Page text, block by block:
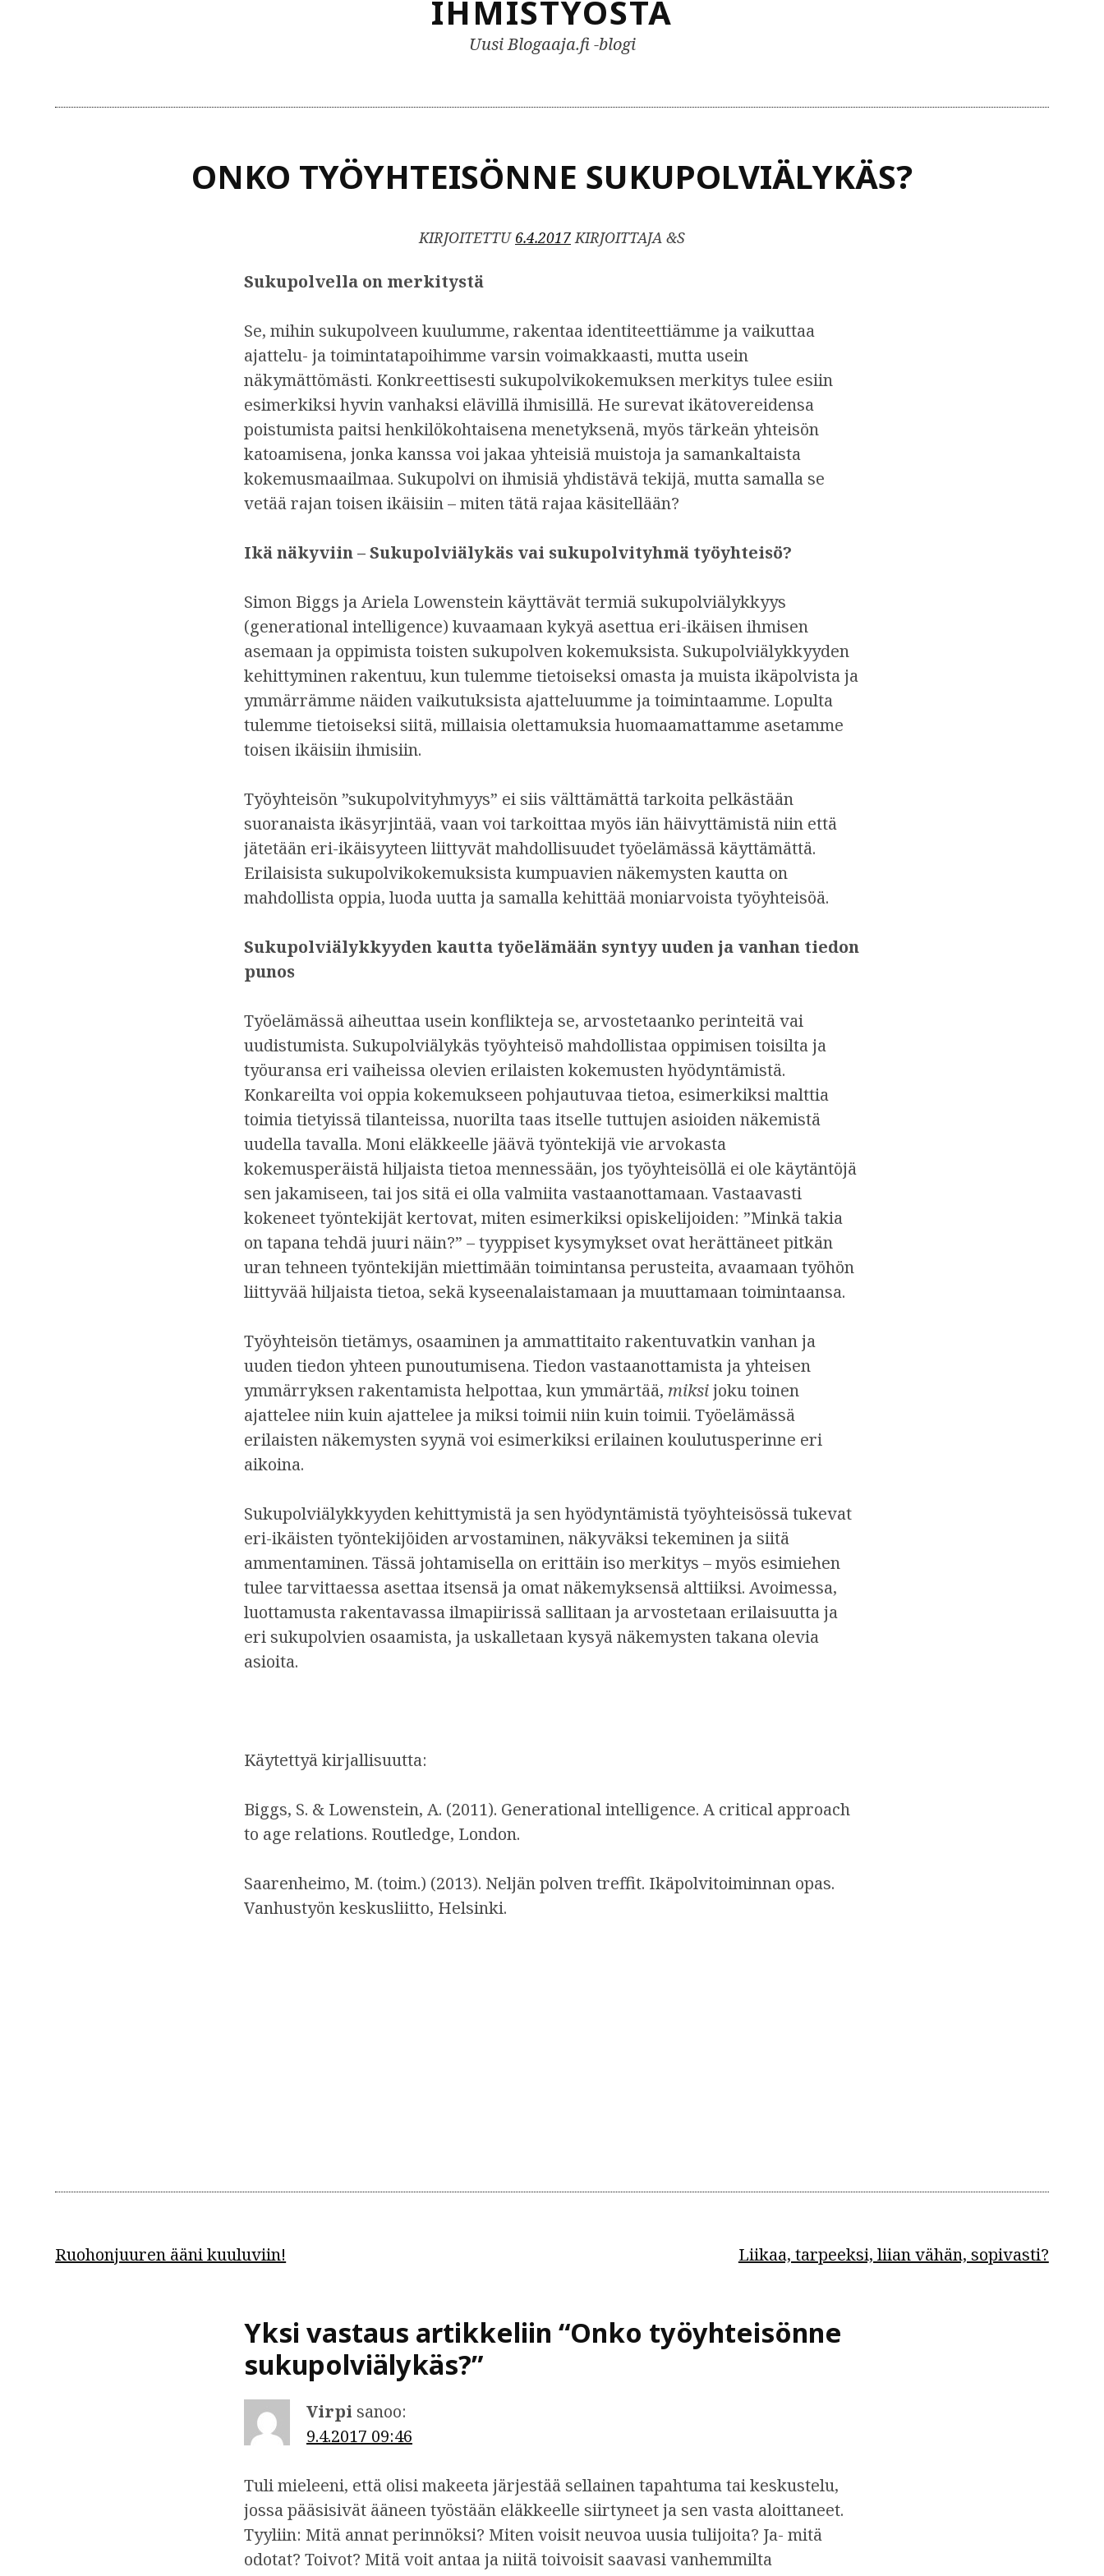
IHMISTYÖSTÄ
Uusi Blogaaja.fi -blogi
ONKO TYÖYHTEISÖNNE SUKUPOLVIÄLYKÄS?
KIRJOITETTU 6.4.2017 KIRJOITTAJA &S
Sukupolvella on merkitystä
Se, mihin sukupolveen kuulumme, rakentaa identiteettiämme ja vaikuttaa
ajattelu- ja toimintatapoihimme varsin voimakkaasti, mutta usein
näkymättömästi. Konkreettisesti sukupolvikokemuksen merkitys tulee esiin
esimerkiksi hyvin vanhaksi elävillä ihmisillä. He surevat ikätovereidensa
poistumista paitsi henkilökohtaisena menetyksenä, myös tärkeän yhteisön
katoamisena, jonka kanssa voi jakaa yhteisiä muistoja ja samankaltaista
kokemusmaailmaa. Sukupolvi on ihmisiä yhdistävä tekijä, mutta samalla se
vetää rajan toisen ikäisiin – miten tätä rajaa käsitellään?
Ikä näkyviin – Sukupolviälykäs vai sukupolvityhmä työyhteisö?
Simon Biggs ja Ariela Lowenstein käyttävät termiä sukupolviälykkyys
(generational intelligence) kuvaamaan kykyä asettua eri-ikäisen ihmisen
asemaan ja oppimista toisten sukupolven kokemuksista. Sukupolviälykkyyden
kehittyminen rakentuu, kun tulemme tietoiseksi omasta ja muista ikäpolvista ja
ymmärrämme näiden vaikutuksista ajatteluumme ja toimintaamme. Lopulta
tulemme tietoiseksi siitä, millaisia olettamuksia huomaamattamme asetamme
toisen ikäisiin ihmisiin.
Työyhteisön ”sukupolvityhmyys” ei siis välttämättä tarkoita pelkästään
suoranaista ikäsyrjintää, vaan voi tarkoittaa myös iän häivyttämistä niin että
jätetään eri-ikäisyyteen liittyvät mahdollisuudet työelämässä käyttämättä.
Erilaisista sukupolvikokemuksista kumpuavien näkemysten kautta on
mahdollista oppia, luoda uutta ja samalla kehittää moniarvoista työyhteisöä.
Sukupolviälykkyyden kautta työelämään syntyy uuden ja vanhan tiedon
punos
Työelämässä aiheuttaa usein konflikteja se, arvostetaanko perinteitä vai
uudistumista. Sukupolviälykäs työyhteisö mahdollistaa oppimisen toisilta ja
työuransa eri vaiheissa olevien erilaisten kokemusten hyödyntämistä.
Konkareilta voi oppia kokemukseen pohjautuvaa tietoa, esimerkiksi malttia
toimia tietyissä tilanteissa, nuorilta taas itselle tuttujen asioiden näkemistä
uudella tavalla. Moni eläkkeelle jäävä työntekijä vie arvokasta
kokemusperäistä hiljaista tietoa mennessään, jos työyhteisöllä ei ole käytäntöjä
sen jakamiseen, tai jos sitä ei olla valmiita vastaanottamaan. Vastaavasti
kokeneet työntekijät kertovat, miten esimerkiksi opiskelijoiden: ”Minkä takia
on tapana tehdä juuri näin?” – tyyppiset kysymykset ovat herättäneet pitkän
uran tehneen työntekijän miettimään toimintansa perusteita, avaamaan työhön
liittyvää hiljaista tietoa, sekä kyseenalaistamaan ja muuttamaan toimintaansa.
Työyhteisön tietämys, osaaminen ja ammattitaito rakentuvatkin vanhan ja
uuden tiedon yhteen punoutumisena. Tiedon vastaanottamista ja yhteisen
ymmärryksen rakentamista helpottaa, kun ymmärtää, miksijoku toinen
ajattelee niin kuin ajattelee ja miksi toimii niin kuin toimii. Työelämässä
erilaisten näkemysten syynä voi esimerkiksi erilainen koulutusperinne eri
aikoina.
Sukupolviälykkyyden kehittymistä ja sen hyödyntämistä työyhteisössä tukevat
eri-ikäisten työntekijöiden arvostaminen, näkyväksi tekeminen ja siitä
ammentaminen. Tässä johtamisella on erittäin iso merkitys – myös esimiehen
tulee tarvittaessa asettaa itsensä ja omat näkemyksensä alttiiksi. Avoimessa,
luottamusta rakentavassa ilmapiirissä sallitaan ja arvostetaan erilaisuutta ja
eri sukupolvien osaamista, ja uskalletaan kysyä näkemysten takana olevia
asioita.
Käytettyä kirjallisuutta:
Biggs, S. & Lowenstein, A. (2011). Generational intelligence. A critical approach
to age relations. Routledge, London.
Saarenheimo, M. (toim.) (2013). Neljän polven treffit. Ikäpolvitoiminnan opas.
Vanhustyön keskusliitto, Helsinki.
A
Ruohonjuuren ääni kuuluviin! Liikaa, tarpeeksi, liian vähän, sopivasti?
Yksi vastaus artikkeliin “Onko työyhteisönne
sukupolviälykäs?”
Virpi sanoo:
9.4.2017 09:46
Tuli mieleeni, että olisi makeeta järjestää sellainen tapahtuma tai keskustelu,
jossa pääsisivät ääneen työstään eläkkeelle siirtyneet ja sen vasta aloittaneet.
Tyyliin: Mitä annat perinnöksi? Miten voisit neuvoa uusia tulijoita? Ja- mitä
odotat? Toivot? Mitä voit antaa ja niitä toivoisit saavasi vanhemmilta